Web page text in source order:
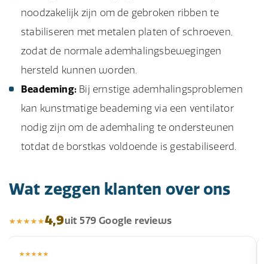
noodzakelijk zijn om de gebroken ribben te
stabiliseren met metalen platen of schroeven,
zodat de normale ademhalingsbewegingen
hersteld kunnen worden.
Beademing: Bij ernstige ademhalingsproblemen
kan kunstmatige beademing via een ventilator
nodig zijn om de ademhaling te ondersteunen
totdat de borstkas voldoende is gestabiliseerd.
Wat zeggen klanten over ons
4,9uit 579 Google reviews